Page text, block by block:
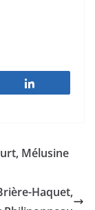
Mélusine
Haquet,